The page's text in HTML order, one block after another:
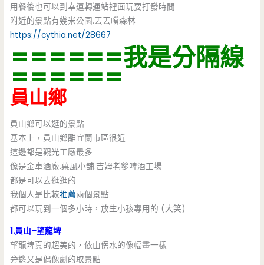
用餐後也可以到幸運轉運站裡面玩耍打發時間
附近的景點有幾米公園.丟丟噹森林
https://cythia.net/28667
======我是分隔線
======
員山鄉
員山鄉可以逛的景點
基本上，員山鄉離宜蘭市區很近
這邊都是觀光工廠最多
像是金車酒廠.菓風小舖.吉姆老爹啤酒工場
都是可以去逛逛的
我個人是比較推薦兩個景點
都可以玩到一個多小時，放生小孩專用的 (大笑)
1.員山–望龍埤
望龍埤真的超美的，依山傍水的像幅畫一樣
旁邊又是偶像劇的取景點